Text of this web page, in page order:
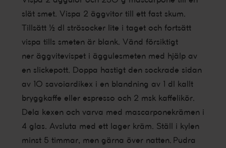
slät smet. Vispa 2 äggvitor till ett fast skum.
Tillsätt ½ dl strösocker lite i taget och fortsätt
vispa tills smeten är blank. Vänd försiktigt
ner äggvitevispet i äggulesmeten med hjälp av
en slickepott. Doppa hastigt den sockrade sidan
av 10 savoiardikex i en blandning av 1 dl kallt
bryggkaffe eller espresso och 2 msk kaffelikör.
Dela kexen och varva med mascarponekrämen i
4 glas. Avsluta med ett lager kräm. Ställ i kylen
minst 5 timmar, men gärna över natten. Pudra